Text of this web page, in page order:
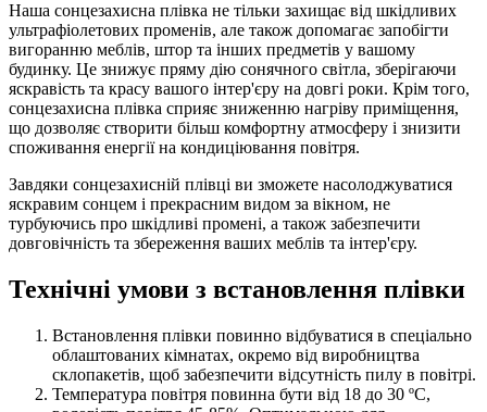
Наша сонцезахисна плівка не тільки захищає від шкідливих
ультрафіолетових променів, але також допомагає запобігти
вигоранню меблів, штор та інших предметів у вашому
будинку. Це знижує пряму дію сонячного світла, зберігаючи
яскравість та красу вашого інтер'єру на довгі роки. Крім того,
сонцезахисна плівка сприяє зниженню нагріву приміщення,
що дозволяє створити більш комфортну атмосферу і знизити
споживання енергії на кондиціювання повітря.
Завдяки сонцезахисній плівці ви зможете насолоджуватися
яскравим сонцем і прекрасним видом за вікном, не
турбуючись про шкідливі промені, а також забезпечити
довговічність та збереження ваших меблів та інтер'єру.
Технічні умови з встановлення плівки
Встановлення плівки повинно відбуватися в спеціально
облаштованих кімнатах, окремо від виробництва
склопакетів, щоб забезпечити відсутність пилу в повітрі.
Температура повітря повинна бути від 18 до 30 ºС,